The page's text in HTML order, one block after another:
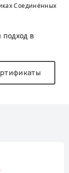
Соединённых
в